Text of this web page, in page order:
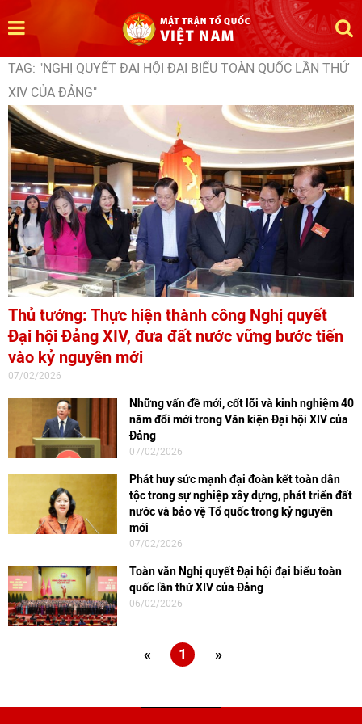
TAG: "NGHỊ QUYẾT ĐẠI HỘI ĐẠI BIỂU TOÀN QUỐC LẦN THỨ
XIV CỦA ĐẢNG"
Thủ tướng: Thực hiện thành công Nghị quyết
Đại hội Đảng XIV, đưa đất nước vững bước tiến
vào kỷ nguyên mới
07/02/2026
Những vấn đề mới, cốt lõi và kinh nghiệm 40
năm đổi mới trong Văn kiện Đại hội XIV của
Đảng
07/02/2026
Phát huy sức mạnh đại đoàn kết toàn dân
tộc trong sự nghiệp xây dựng, phát triển đất
nước và bảo vệ Tổ quốc trong kỷ nguyên
mới
07/02/2026
Toàn văn Nghị quyết Đại hội đại biểu toàn
quốc lần thứ XIV của Đảng
06/02/2026
« 1 »